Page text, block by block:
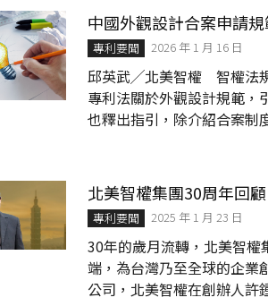
權
顧
問
│
專
利
佈
美
國
專
利
中國外觀設計合案申請
專利要聞 2026 年 1 月 16 日
邱英武╱北美智權 智權法
專利法關於外觀設計規範，
也釋出指引，除介紹合案制
明如下。 成套產品外觀設
計分類表中的同一大類且各
有獨立的使用價值...
北美智權集團30周年回
專利要聞 2025 年 1 月 23 日
30年的歲月流轉，北美智
端，為台灣乃至全球的企業
公司，北美智權在創辦人許